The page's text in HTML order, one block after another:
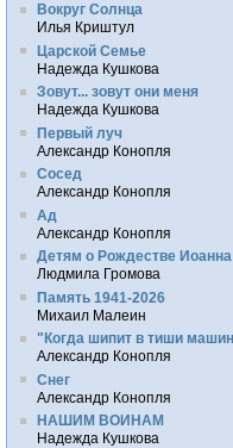
Вокруг Солнца
Илья Криштул
Царской Семье
Надежда Кушкова
Зовут... зовут они меня
Надежда Кушкова
Первый луч
Александр Конопля
Сосед
Александр Конопля
Ад
Александр Конопля
Детям о Рождестве
Людмила Громова
Память 1941-2026
Михаил Малеин
"Когда шипит в тиши
Александр Конопля
Снег
Александр Конопля
НАШИМ ВОИНАМ
Надежда Кушкова